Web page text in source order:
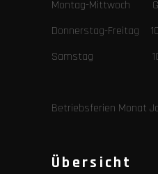
Montag-Mittwoch
Donnerstag-Freitag
Samstag
Betriebsferien Monat
Übersicht